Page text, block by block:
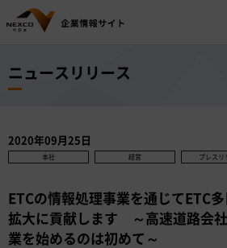
ニュースリリース
2020年09月25日
本社 経営 プレスリ
ETCの情報処理事業を通じてETC
拡大に貢献します ～高速道路会
業を始めるのは初めて～